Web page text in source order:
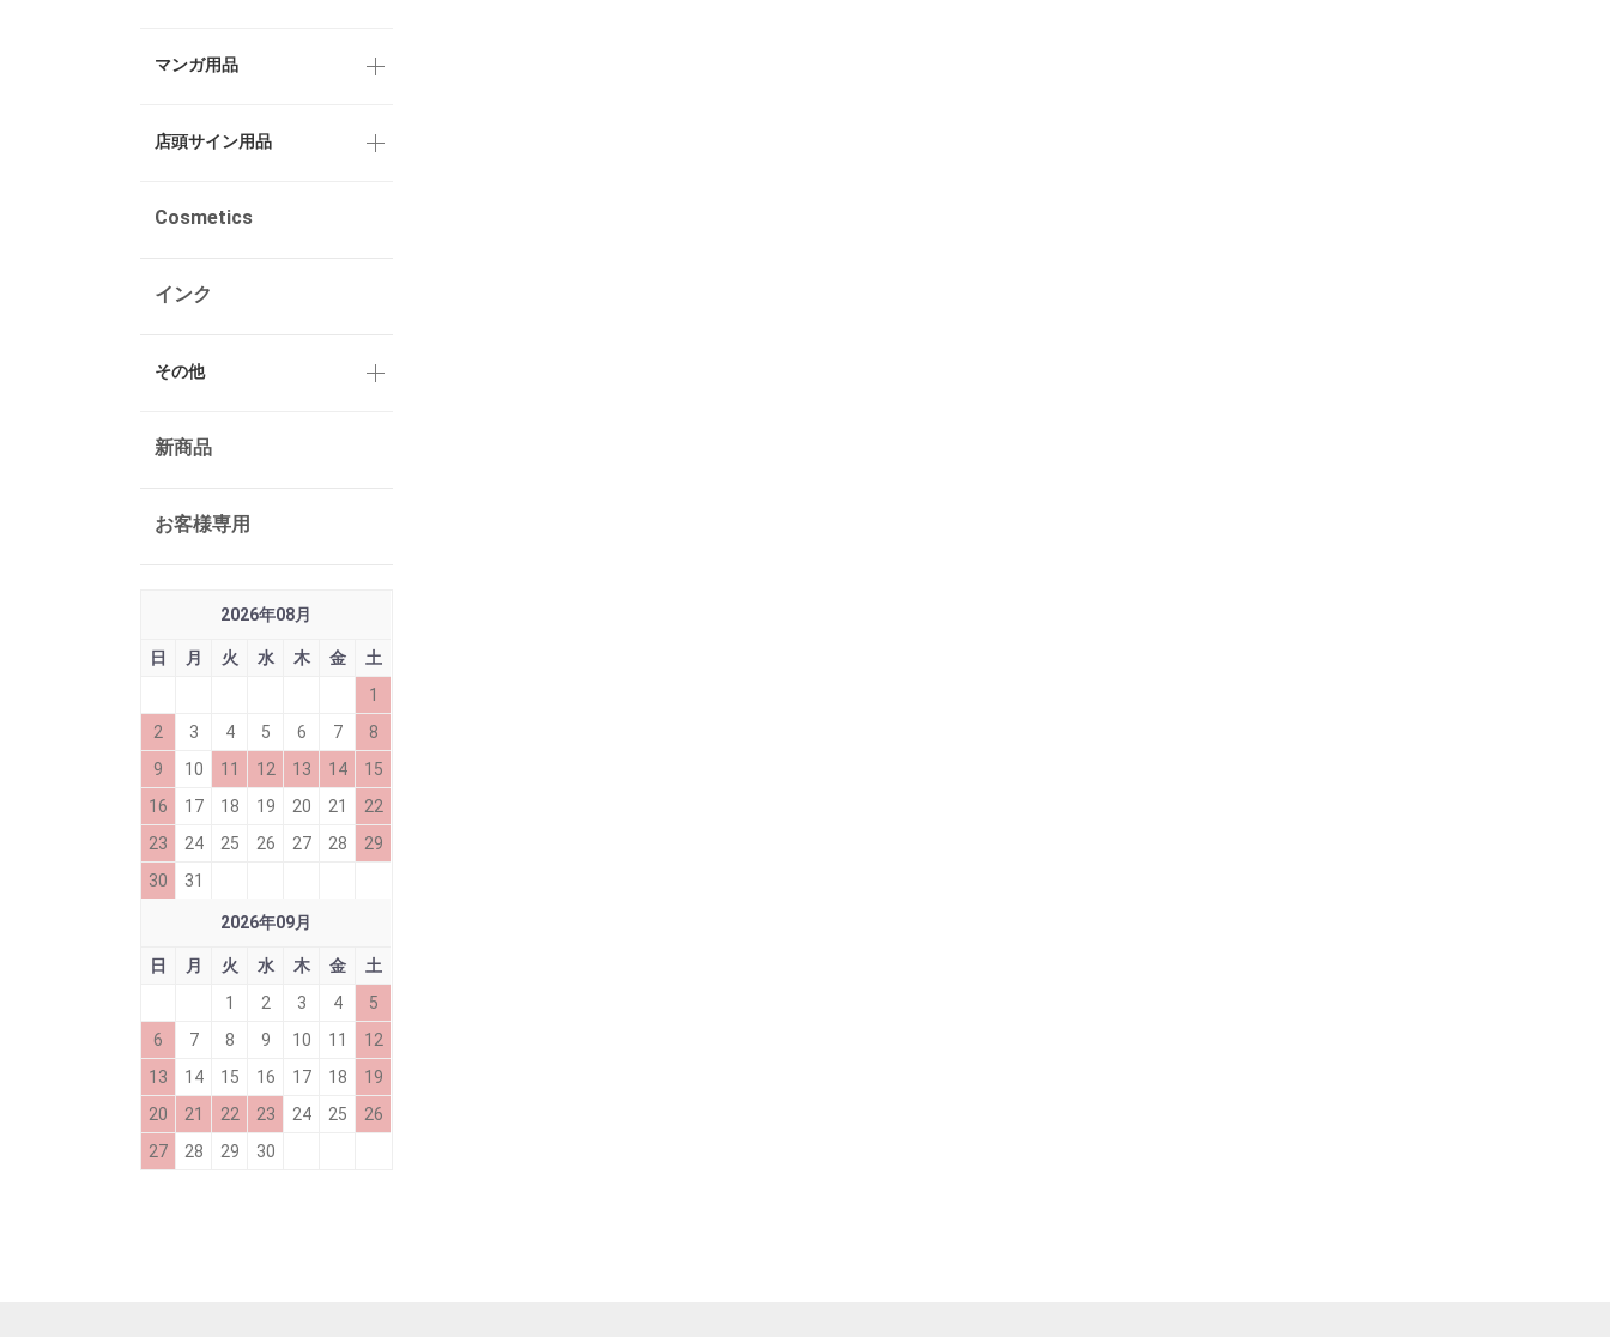
マンガ用品
店頭サイン用品
Cosmetics
インク
その他
新商品
お客様専用
2026年08月
日 月 火 水 木 金
土
1
2
3 4 5 6 7
8
9
10 11 12 13 14
15
16
17 18 19 20 21
22
23
24 25 26 27 28
29
30
31
2026年09月
日 月 火 水 木 金
土
1
2 3 4
5
6
7 8 9 10 11
12
13
14 15 16 17 18
19
20
21 22 23 24 25
26
27
28 29 30